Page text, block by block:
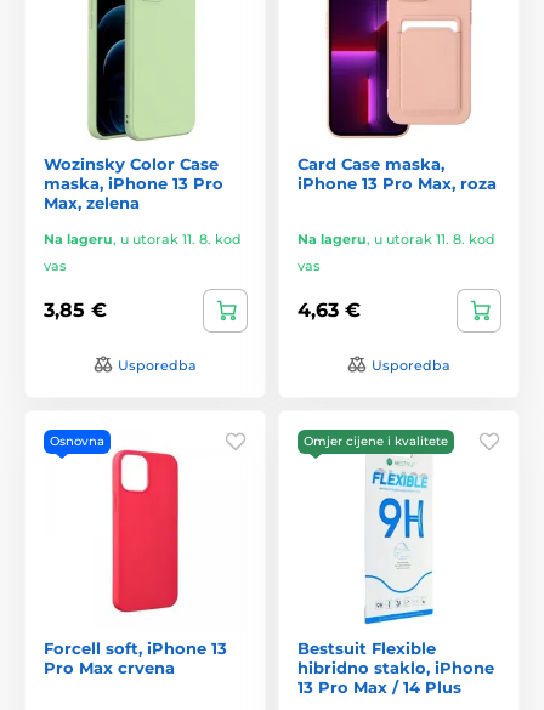
Wozinsky Color Case
maska, iPhone 13 Pro
Max, zelena
Na lageru, u utorak 11. 8. kod
vas
3,85 €
Usporedba
Card Case maska,
iPhone 13 Pro Max, roza
Na lageru, u utorak 11. 8. kod
vas
4,63 €
Usporedba
Osnovna
Forcell soft, iPhone 13
Pro Max crvena
Omjer cijene i kvalitete
Bestsuit Flexible
hibridno staklo, iPhone
13 Pro Max / 14 Plus